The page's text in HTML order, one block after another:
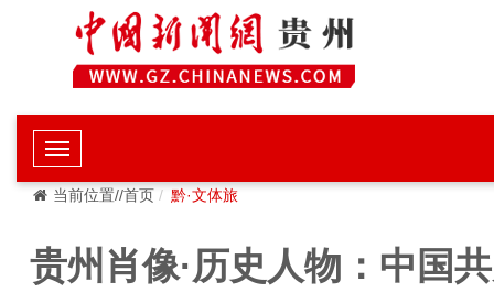
当前位置//首页 黔·文体旅
贵州肖像·历史人物：中国